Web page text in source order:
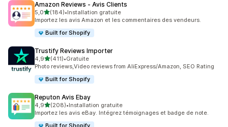
Amazon Reviews ‑ Avis Clients
5,0étoile(s) sur 5
(184)
184 avis au total
•Installation gratuite
Importez les avis Amazon et les commentaires des vendeurs.
Built for Shopify
Trustify Reviews Importer
4,9étoile(s) sur 5
(411)
411 avis au total
•Gratuite
Photo reviews,Video reviews from AliExpress/Amazon, SEO Rating
Built for Shopify
Reputon Avis Ebay
4,9étoile(s) sur 5
(208)
208 avis au total
•Installation gratuite
Importez les avis eBay. Intégrez témoignages et badge de note.